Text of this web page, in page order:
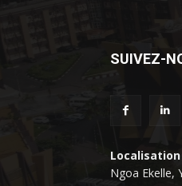
SUIVEZ-
Localisation
Ngoa Ekelle,